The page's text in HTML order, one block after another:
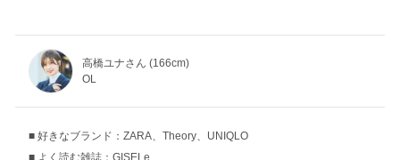
高橋ユナさん (166cm)
OL
好きなブランド：ZARA、Theory、UNIQLO
よく読む雑誌：GISELe